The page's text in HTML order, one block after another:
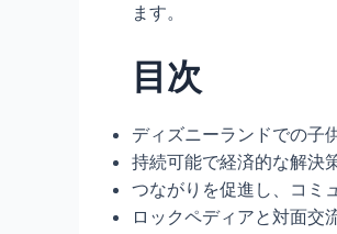
ます。
目次
ディズニーランドでの子
持続可能で経済的な解決
つながりを促進し、コミ
ロックペディアと対面交